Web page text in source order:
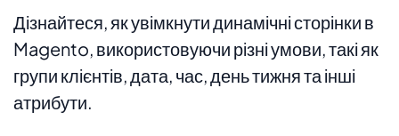
Дізнайтеся, як увімкнути динамічні сторінки в
Magento, використовуючи різні умови, такі як
групи клієнтів, дата, час, день тижня та інші
атрибути.